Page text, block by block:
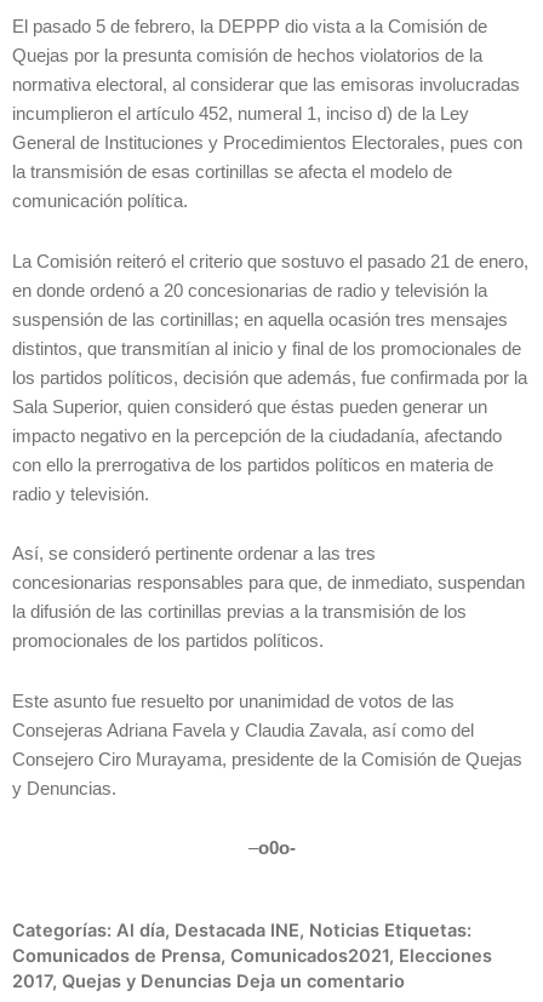
El pasado 5 de febrero, la DEPPP dio vista a la Comisión de
Quejas por la presunta comisión de hechos violatorios de la
normativa electoral, al considerar que las emisoras involucradas
incumplieron el artículo 452, numeral 1, inciso d) de la Ley
General de Instituciones y Procedimientos Electorales, pues con
la transmisión de esas cortinillas se afecta el modelo de
comunicación política.
La Comisión reiteró el criterio que sostuvo el pasado 21 de enero,
en donde ordenó a 20 concesionarias de radio y televisión la
suspensión de las cortinillas; en aquella ocasión tres mensajes
distintos, que transmitían al inicio y final de los promocionales de
los partidos políticos, decisión que además, fue confirmada por la
Sala Superior, quien consideró que éstas pueden generar un
impacto negativo en la percepción de la ciudadanía, afectando
con ello la prerrogativa de los partidos políticos en materia de
radio y televisión.
Así, se consideró pertinente ordenar a las tres
concesionarias responsables para que, de inmediato, suspendan
la difusión de las cortinillas previas a la transmisión de los
promocionales de los partidos políticos.
Este asunto fue resuelto por unanimidad de votos de las
Consejeras Adriana Favela y Claudia Zavala, así como del
Consejero Ciro Murayama, presidente de la Comisión de Quejas
y Denuncias.
–o0o-
Categorías: Al día, Destacada INE, Noticias Etiquetas:
Comunicados de Prensa, Comunicados2021, Elecciones
2017, Quejas y Denuncias Deja un comentario